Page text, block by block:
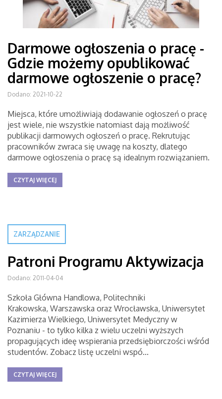
Darmowe ogłoszenia o pracę -
Gdzie możemy opublikować
darmowe ogłoszenie o pracę?
Dodano: 2021-10-22
Miejsca, które umożliwiają dodawanie ogłoszeń o pracę
jest wiele, nie wszystkie natomiast dają możliwość
publikacji darmowych ogłoszeń o pracę. Rekrutując
pracowników zwraca się uwagę na koszty, dlatego
darmowe ogłoszenia o pracę są idealnym rozwiązaniem.
CZYTAJ WIĘCEJ
ZARZĄDZANIE
Patroni Programu Aktywizacja
Dodano: 2011-04-04
Szkoła Główna Handlowa, Politechniki
Krakowska, Warszawska oraz Wrocławska, Uniwersytet
Kazimierza Wielkiego, Uniwersytet Medyczny w
Poznaniu - to tylko kilka z wielu uczelni wyższych
propagujących ideę wspierania przedsiębiorczości wśród
studentów. Zobacz listę uczelni wspó...
CZYTAJ WIĘCEJ